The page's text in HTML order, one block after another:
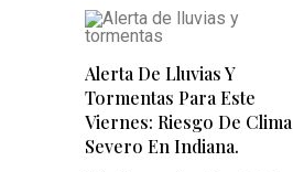
Alerta De Lluvias Y
Tormentas Para Este
Viernes: Riesgo De Clima
Severo En Indiana.